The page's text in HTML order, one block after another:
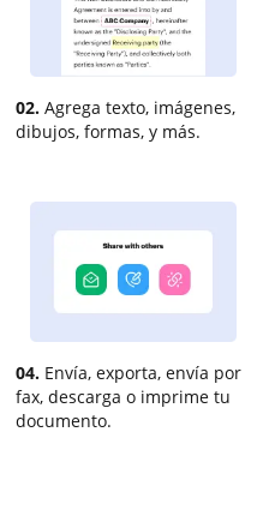
02. Agrega texto, imágenes,
dibujos, formas, y más.
04. Envía, exporta, envía por
fax, descarga o imprime tu
documento.